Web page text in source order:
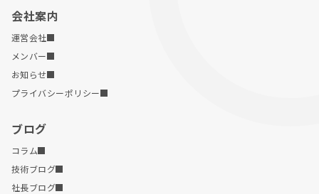
会社案内
運営会社
メンバー
お知らせ
プライバシーポリシー
ブログ
コラム
技術ブログ
社長ブログ